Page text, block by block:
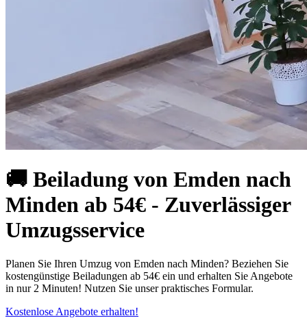
🚚 Beiladung von Emden nach
Minden ab 54€ - Zuverlässiger
Umzugsservice
Planen Sie Ihren Umzug von Emden nach Minden? Beziehen Sie
kostengünstige Beiladungen ab 54€ ein und erhalten Sie Angebote
in nur 2 Minuten! Nutzen Sie unser praktisches Formular.
Kostenlose Angebote erhalten!